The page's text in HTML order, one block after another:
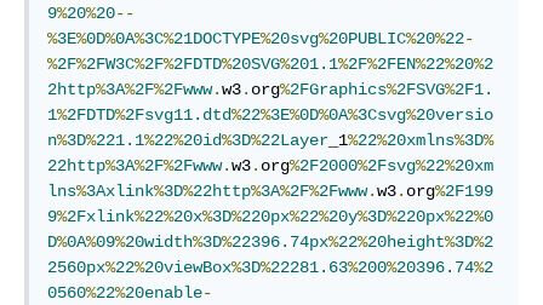
9%20%20--
%3E%0D%0A%3C%21DOCTYPE%20svg%20PUBLIC%20%22-
%2F%2FW3C%2F%2FDTD%20SVG%201.1%2F%2FEN%22%20%2
2http%3A%2F%2Fwww.w3. org%2FGraphics%2FSVG%2F1.
1%2FDTD%2Fsvg11.dtd%22%3E%0D%0A%3Csvg%20versio
n%3D%221.1%22%20id%3D%22Layer _1%22%20xmlns%3D%
22http%3A%2F%2Fwww.w3. org%2F2000%2Fsvg%22%20xm
lns%3Axlink%3D%22http%3A%2F%2Fwww.w3. org%2F199
9%2Fxlink%22%20x%3D%220px%22%20y%3D%220px%22%0
D%0A%09%20width%3D%22396.74px%22%20height%3D%2
2560px%22%20viewBox%3D%22281.63%200%20396.74%2
0560%22%20enable-